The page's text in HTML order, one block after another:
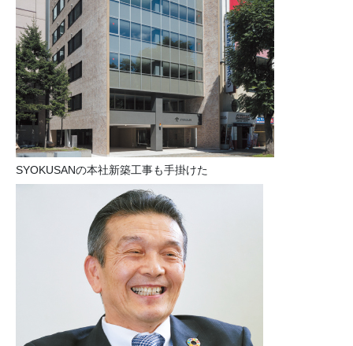
SYOKUSANの本社新築工事も手掛けた